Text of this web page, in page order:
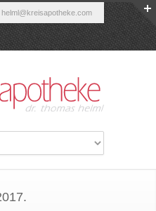
helml@kreisapotheke.com